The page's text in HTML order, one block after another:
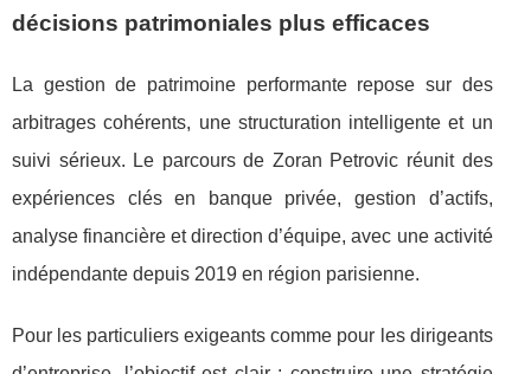
décisions patrimoniales plus efficaces
La gestion de patrimoine performante repose sur des
arbitrages cohérents, une structuration intelligente et un
suivi sérieux. Le parcours de Zoran Petrovic réunit des
expériences clés en banque privée, gestion d’actifs,
analyse financière et direction d’équipe, avec une activité
indépendante depuis 2019 en région parisienne.
Pour les particuliers exigeants comme pour les dirigeants